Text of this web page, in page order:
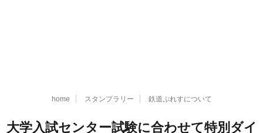
home スタンプラリー 鉄道ぷれすについて
大学入試センター試験に合わせて特別ダイ